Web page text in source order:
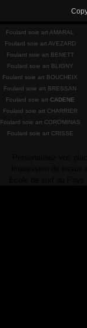
Foulard soie art AMARAL
Foulard soie art AVEZARD
Foulard soie art BENETT
Foulard soie art BLIGNY
Foulard soie art BOUCHEIX
Foulard soie art BRESSAN
Foulard soie art CADENE
Foulard soie art CHARRIER
Foulard soie art COROMINAS
Foulard soie art CRISSE